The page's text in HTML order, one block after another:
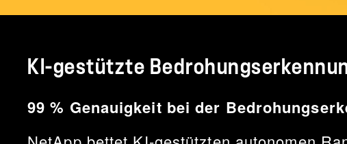
KI-gestützte
99 % Genauigkeit bei der